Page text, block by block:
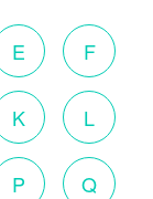
E F
K L
P Q